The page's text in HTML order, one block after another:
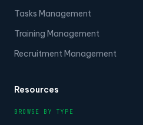
Tasks Management
Training Management
Recruitment Management
Resources
BROWSE BY TYPE